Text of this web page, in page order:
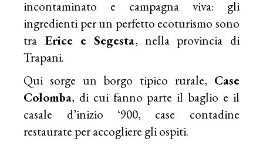
incontaminato e campagna viva: gli
ingredienti per un perfetto ecoturismo sono
tra Erice e Segesta, nella provincia di
Trapani.
Qui sorge un borgo tipico rurale, Case
Colomba, di cui fanno parte il baglio e il
casale d’inizio ‘900, case contadine
restaurate per accogliere gli ospiti.